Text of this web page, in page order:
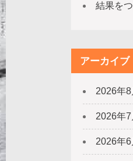
結果を
アーカイブ
2026年8
2026年7
2026年6